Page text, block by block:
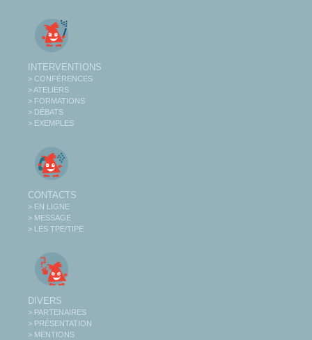
INTERVENTIONS
> CONFÉRENCES
> ATELIERS
> FORMATIONS
> DÉBATS
> EXEMPLES
CONTACTS
> EN LIGNE
> MESSAGE
> LES TPE/TIPE
DIVERS
> PARTENAIRES
> PRÉSENTATION
> MENTIONS